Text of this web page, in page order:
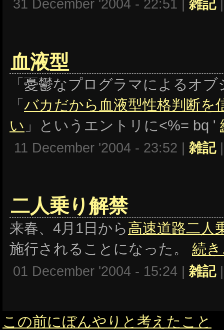
31 December '2004 - 22:51 | 雑記
血液型
「憂鬱なプログラマによるオ
「バカだから血液型性格判断を
い 」というエントリに<%= bq '
11 December '2004 - 23:52 | 雑記
二人乗り解禁
来春、4月1日から高速道路二人
施行されることになった。 続
01 December '2004 - 15:24 | 雑記
この前にぼんやりと考えたこと